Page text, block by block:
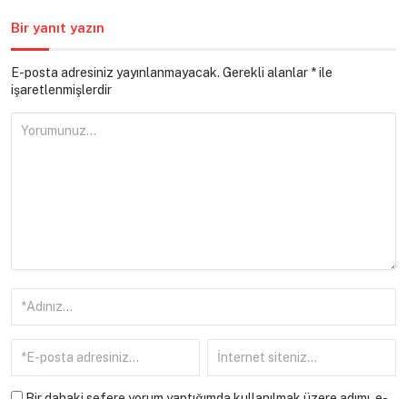
Bir yanıt yazın
E-posta adresiniz yayınlanmayacak. Gerekli alanlar *ile
işaretlenmişlerdir